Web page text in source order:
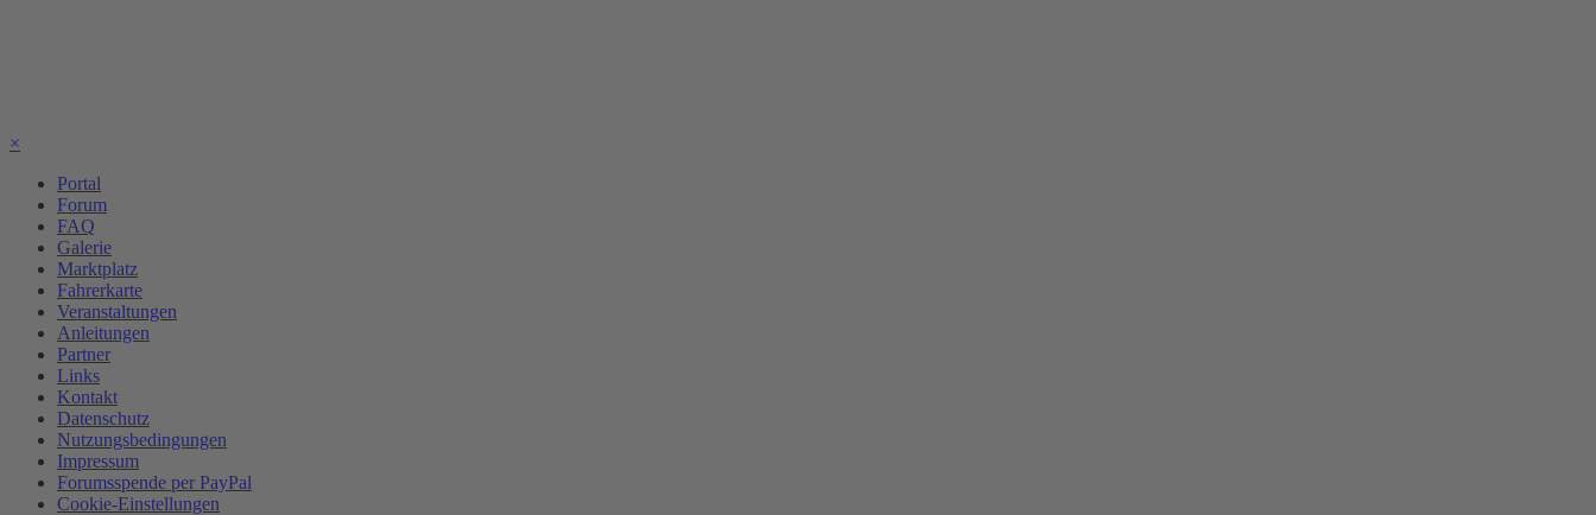
×
Portal
Forum
FAQ
Galerie
Marktplatz
Fahrerkarte
Veranstaltungen
Anleitungen
Partner
Links
Kontakt
Datenschutz
Nutzungsbedingungen
Impressum
Forumsspende per PayPal
Cookie-Einstellungen